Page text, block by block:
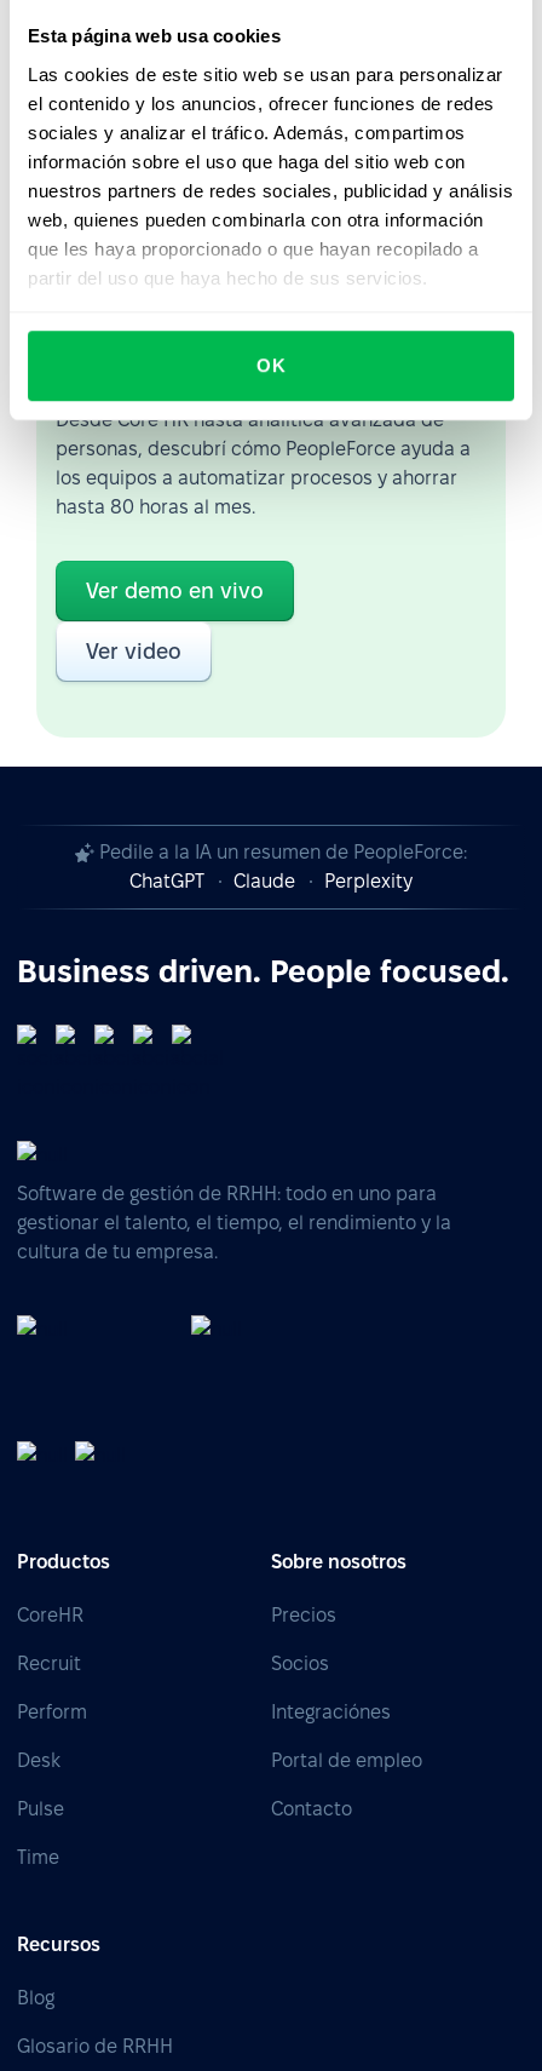
Esta página web usa cookies
Las cookies de este sitio web se usan para personalizar
el contenido y los anuncios, ofrecer funciones de redes
sociales y analizar el tráfico. Además, compartimos
información sobre el uso que haga del sitio web con
nuestros partners de redes sociales, publicidad y análisis
web, quienes pueden combinarla con otra información
que les haya proporcionado o que hayan recopilado a
partir del uso que haya hecho de sus servicios.
OK
Para los profesionales de Recursos Humanos, este
contexto histórico ilustra el progreso de los derechos en
el lugar de trabajo a lo largo del tiempo. Destaca la
importancia de construir entornos inclusivos y
respetuosos que protejan la libertad de los empleados
para organizarse y defender sus intereses.
Mirá PeopleForce en
Desde Core HR hasta analítica avanzada de
personas, descubrí cómo PeopleForce ayuda a
los equipos a automatizar procesos y ahorrar
hasta 80 horas al mes.
Ver demo en vivo
Ver video
Pedile a la IA un resumen de PeopleForce:
ChatGPT
Claude Perplexity
Business driven. People focused.
Software de gestión de RRHH: todo en uno para
gestionar el talento, el tiempo, el rendimiento y la
cultura de tu empresa.
Productos
CoreHR
Recruit
Perform
Desk
Pulse
Time
Sobre nosotros
Precios
Socios
Integraciónes
Portal de empleo
Contacto
Recursos
Blog
Glosario de RRHH